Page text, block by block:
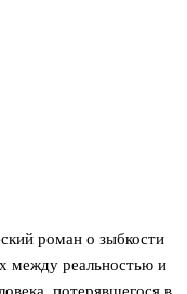
роман о зыбкости
между реальностью и